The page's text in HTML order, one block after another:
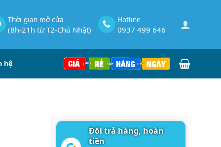
Thời gian mở cửa
(8h-21h từ T2-Chủ Nhật)
Hotline
0937 499 646
hệ
Đổi trả hàng, hoàn
tiền